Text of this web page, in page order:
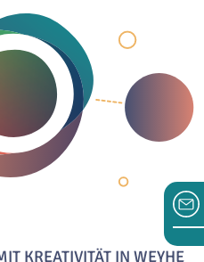
KREATIVITÄT IN WEYHE